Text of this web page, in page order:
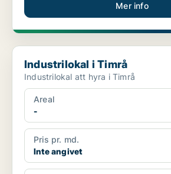
Mer info
Industrilokal i Timrå
Industrilokal i Timrå
Industrilokal att hyra i Timrå
Areal
-
Pris pr. md.
Inte angivet